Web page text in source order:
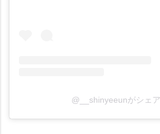
@__shinyeeunがシェ